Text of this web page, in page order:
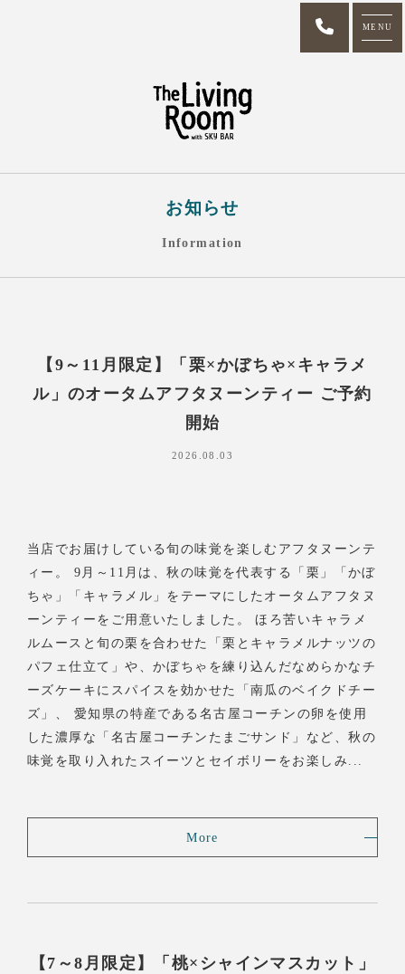
MENU
お知らせ
Information
【9～11月限定】「栗×かぼちゃ×キャラメ
ル」のオータムアフタヌーンティー ご予約
開始
2026.08.03
当店でお届けしている旬の味覚を楽しむアフタヌーンテ
ィー。 9月～11月は、秋の味覚を代表する「栗」「かぼ
ちゃ」「キャラメル」をテーマにしたオータムアフタヌ
ーンティーをご用意いたしました。 ほろ苦いキャラメ
ルムースと旬の栗を合わせた「栗とキャラメルナッツの
パフェ仕立て」や、かぼちゃを練り込んだなめらかなチ
ーズケーキにスパイスを効かせた「南瓜のベイクドチー
ズ」、 愛知県の特産である名古屋コーチンの卵を使用
した濃厚な「名古屋コーチンたまごサンド」など、秋の
味覚を取り入れたスイーツとセイボリーをお楽しみ...
More
【7～8月限定】「桃×シャインマスカット」